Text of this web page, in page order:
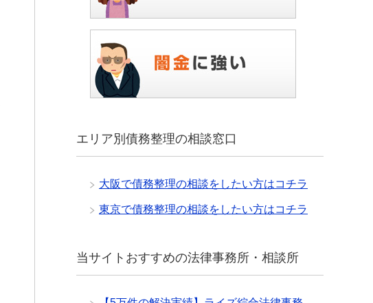
エリア別債務整理の相談窓口
大阪で債務整理の相談をしたい方はコチラ
東京で債務整理の相談をしたい方はコチラ
当サイトおすすめの法律事務所・相談所